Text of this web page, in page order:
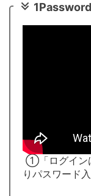
①「ログイン
りパスワード